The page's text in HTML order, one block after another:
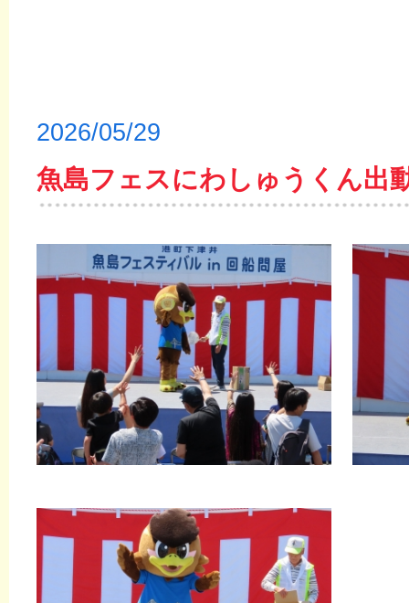
2026/05/29
魚島フェスにわしゅうくん出